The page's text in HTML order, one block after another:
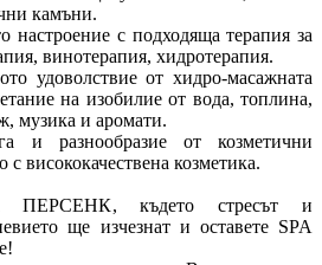
камъни.
настроение с подходяща терапия за
винотерапия, хидротерапия.
удоволствие от хидро-масажната
на изобилие от вода, топлина,
музика и аромати.
и разнообразие от козметични
висококачествена козметика.
ПЕРСЕНК, където стресът и
ще изчезнат и оставете SPA